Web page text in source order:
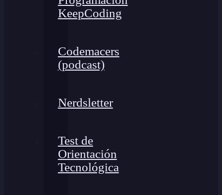
KeepCoding
Codemacers
(podcast)
Nerdsletter
Test de
Orientación
Tecnológica